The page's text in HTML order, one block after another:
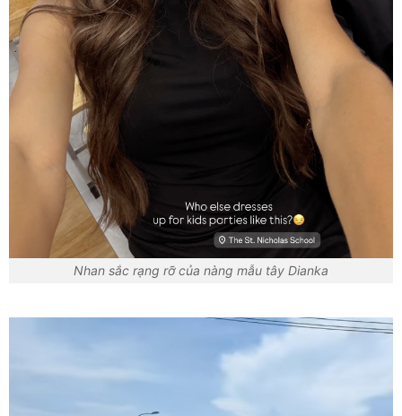
Nhan sắc rạng rỡ của nàng mẫu tây Dianka